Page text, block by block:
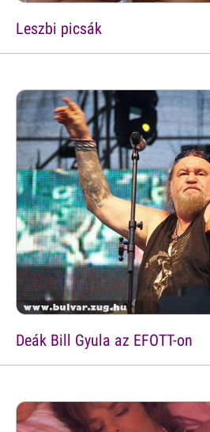
Leszbi picsák
Deák Bill Gyula az EFOTT-on